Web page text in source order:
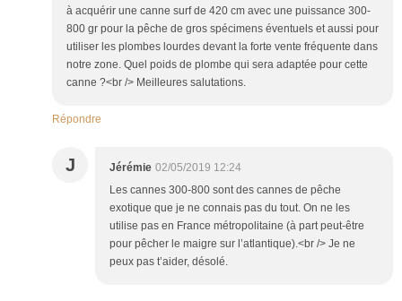
à acquérir une canne surf de 420 cm avec une puissance 300-
800 gr pour la pêche de gros spécimens éventuels et aussi pour
utiliser les plombes lourdes devant la forte vente fréquente dans
notre zone. Quel poids de plombe qui sera adaptée pour cette
canne ?<br /> Meilleures salutations.
Répondre
J Jérémie 02/05/2019 12:24
Les cannes 300-800 sont des cannes de pêche
exotique que je ne connais pas du tout. On ne les
utilise pas en France métropolitaine (à part peut-être
pour pêcher le maigre sur l’atlantique).<br /> Je ne
peux pas t’aider, désolé.